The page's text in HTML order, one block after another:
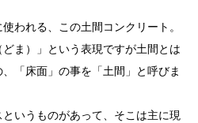
われる、この土間コンクリート。
ま）」という表現ですが土間とは
「床面」の事を「土間」と呼びま
いうものがあって、そこは主に現